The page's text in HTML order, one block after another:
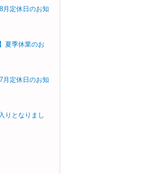
月定休日のお知
夏季休業のお
月定休日のお知
りとなりまし